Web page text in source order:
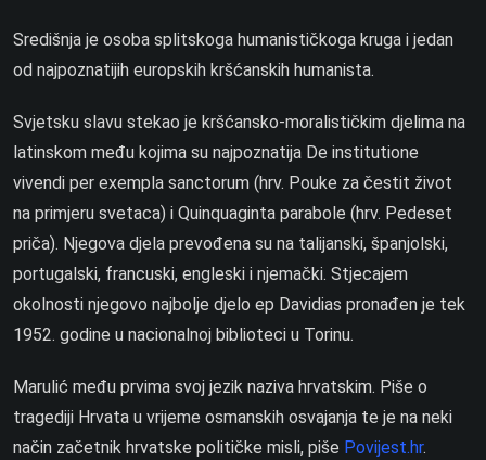
Središnja je osoba splitskoga humanističkoga kruga i jedan
od najpoznatijih europskih kršćanskih humanista.
Svjetsku slavu stekao je kršćansko-moralističkim djelima na
latinskom među kojima su najpoznatija De institutione
vivendi per exempla sanctorum (hrv. Pouke za čestit život
na primjeru svetaca) i Quinquaginta parabole (hrv. Pedeset
priča). Njegova djela prevođena su na talijanski, španjolski,
portugalski, francuski, engleski i njemački. Stjecajem
okolnosti njegovo najbolje djelo ep Davidias pronađen je tek
1952. godine u nacionalnoj biblioteci u Torinu.
Marulić među prvima svoj jezik naziva hrvatskim. Piše o
tragediji Hrvata u vrijeme osmanskih osvajanja te je na neki
način začetnik hrvatske političke misli, piše Povijest.hr.